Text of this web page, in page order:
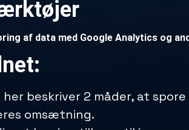
af data med Google Analytics og
beskriver 2 måder, at spore
omsætning.